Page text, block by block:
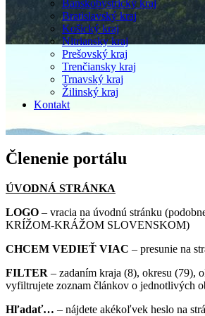
Banskobystrický kraj
Bratislavský kraj
Košický kraj
Nitriansky kraj
Prešovský kraj
Trenčiansky kraj
Trnavský kraj
Žilinský kraj
Kontakt
Členenie portálu
ÚVODNÁ STRÁNKA
LOGO – vracia na úvodnú stránku
KRÍŽOM-KRÁŽOM SLOVENSKOM)
CHCEM VEDIEŤ VIAC – presunie na
FILTER – zadaním kraja (8), okresu (79),
vyfiltrujete zoznam článkov o jednotlivých
Hľadať… – nájdete akékoľvek heslo na